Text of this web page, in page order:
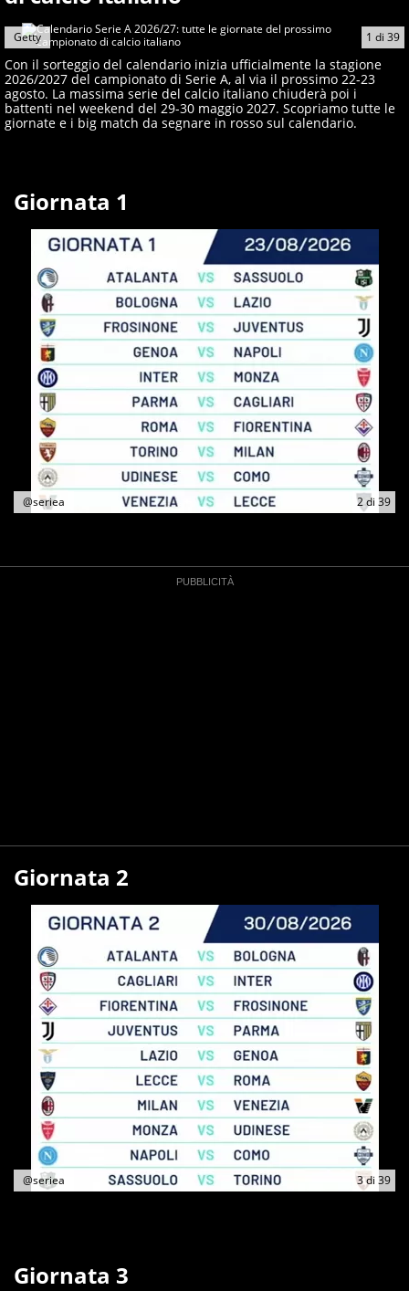
giornalisti ed esperti di sport abili sia nel gioco di
rimessa quando intercettano le notizie e le rilanciano
verso la rete, sia nella costruzione dal basso quando
creano contenuti 100% originali ed esclusivi.
1 di 39
Getty
Con il sorteggio del calendario inizia ufficialmente la stagione
2026/2027 del campionato di Serie A, al via il prossimo 22-23
agosto. La massima serie del calcio italiano chiuderà poi i
battenti nel weekend del 29-30 maggio 2027. Scopriamo tutte le
giornate e i big match da segnare in rosso sul calendario.
Giornata 1
2di 39
@seriea
Giornata 2
3di 39
@seriea
Giornata 3